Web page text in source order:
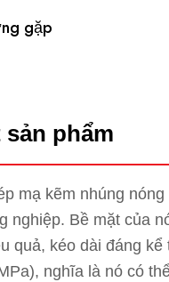
gặp
phẩm
mạ kẽm nhúng
nghiệp. Bề mặt của
quả, kéo dài đáng
nghĩa là nó có